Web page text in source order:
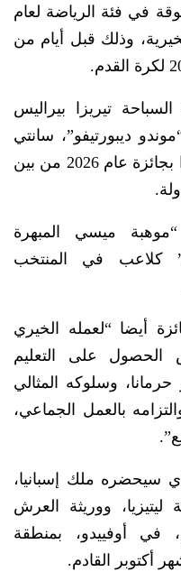
في فئة الرياضة لعام
الخيرية، وذلك قبل أيام من
تيريزا بيراليس
ديبورتيفو”، سانتي
نولا، وآخرين، ليونيل ميسي فائزا بجائزة عام 2026 من بين
ميسي المبهرة
كلاعب في المنتخب
أيضا “لعمله الخيري
الحصول على التعليم
حرمانا، وسلوكه المثالي
بالعمل الجماعي،
سيحضره ملك إسبانيا،
ووريثة العرش
في أوفييدو، بمنطقة
أكتوبر القادم.